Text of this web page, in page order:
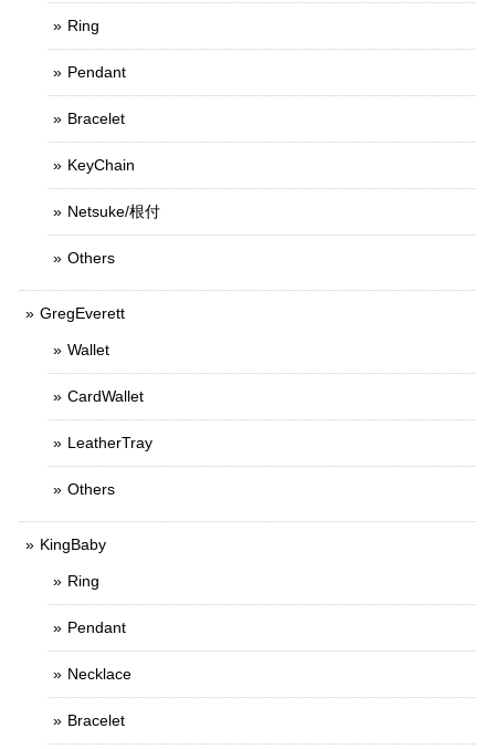
Ring
Pendant
Bracelet
KeyChain
Netsuke/根付
Others
GregEverett
Wallet
CardWallet
LeatherTray
Others
KingBaby
Ring
Pendant
Necklace
Bracelet